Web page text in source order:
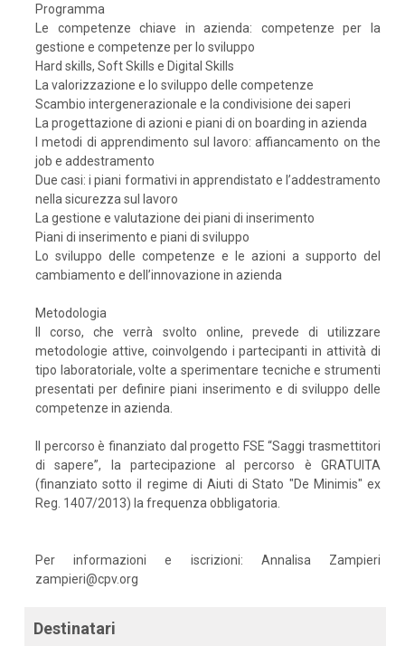
Programma
Le competenze chiave in azienda: competenze per la
gestione e competenze per lo sviluppo
Hard skills, Soft Skills e Digital Skills
La valorizzazione e lo sviluppo delle competenze
Scambio intergenerazionale e la condivisione dei saperi
La progettazione di azioni e piani di on boarding in azienda
I metodi di apprendimento sul lavoro: affiancamento on the
job e addestramento
Due casi: i piani formativi in apprendistato e l’addestramento
nella sicurezza sul lavoro
La gestione e valutazione dei piani di inserimento
Piani di inserimento e piani di sviluppo
Lo sviluppo delle competenze e le azioni a supporto del
cambiamento e dell’innovazione in azienda
Metodologia
Il corso, che verrà svolto online, prevede di utilizzare
metodologie attive, coinvolgendo i partecipanti in attività di
tipo laboratoriale, volte a sperimentare tecniche e strumenti
presentati per definire piani inserimento e di sviluppo delle
competenze in azienda.
Il percorso è finanziato dal progetto FSE “Saggi trasmettitori
di sapere”, la partecipazione al percorso è GRATUITA
(finanziato sotto il regime di Aiuti di Stato "De Minimis" ex
Reg. 1407/2013) la frequenza obbligatoria.
Per informazioni e iscrizioni: Annalisa Zampieri
zampieri@cpv.org
Destinatari